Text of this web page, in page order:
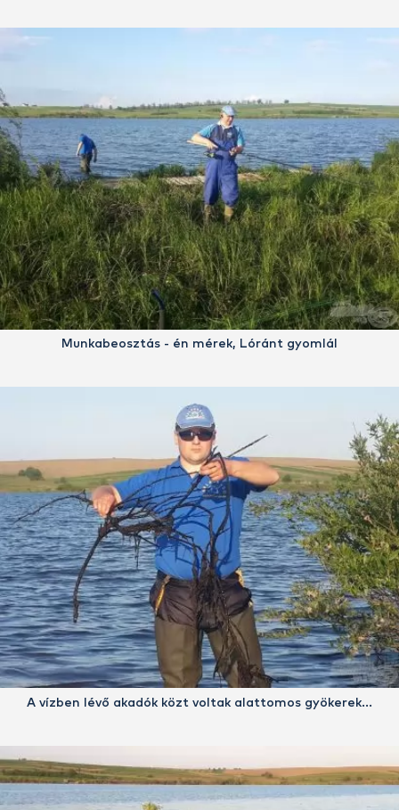
Munkabeosztás - én mérek, Lóránt gyomlál
A vízben lévő akadók közt voltak alattomos gyökerek…